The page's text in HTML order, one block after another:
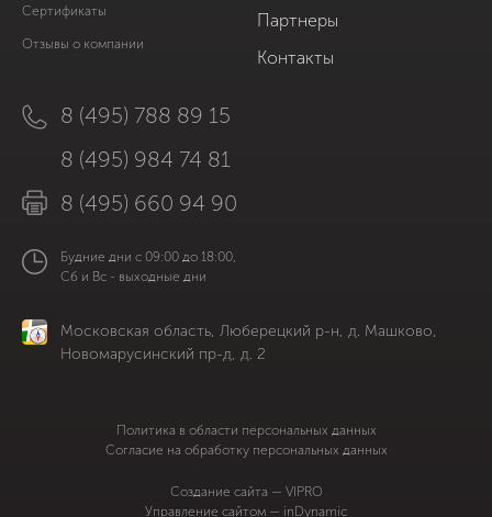
Сертификаты
Отзывы о компании
Партнеры
Контакты
8 (495) 788 89 15
8 (495) 984 74 81
8 (495) 660 94 90
Будние дни с 09:00 до 18:00,
Сб и Вс - выходные дни
Московская область, Люберецкий р-н, д. Машково,
Новомарусинский пр-д, д. 2
Политика в области персональных данных
Согласие на обработку персональных данных
Cоздание сайта — VIPRO
Управление сайтом — inDynamic